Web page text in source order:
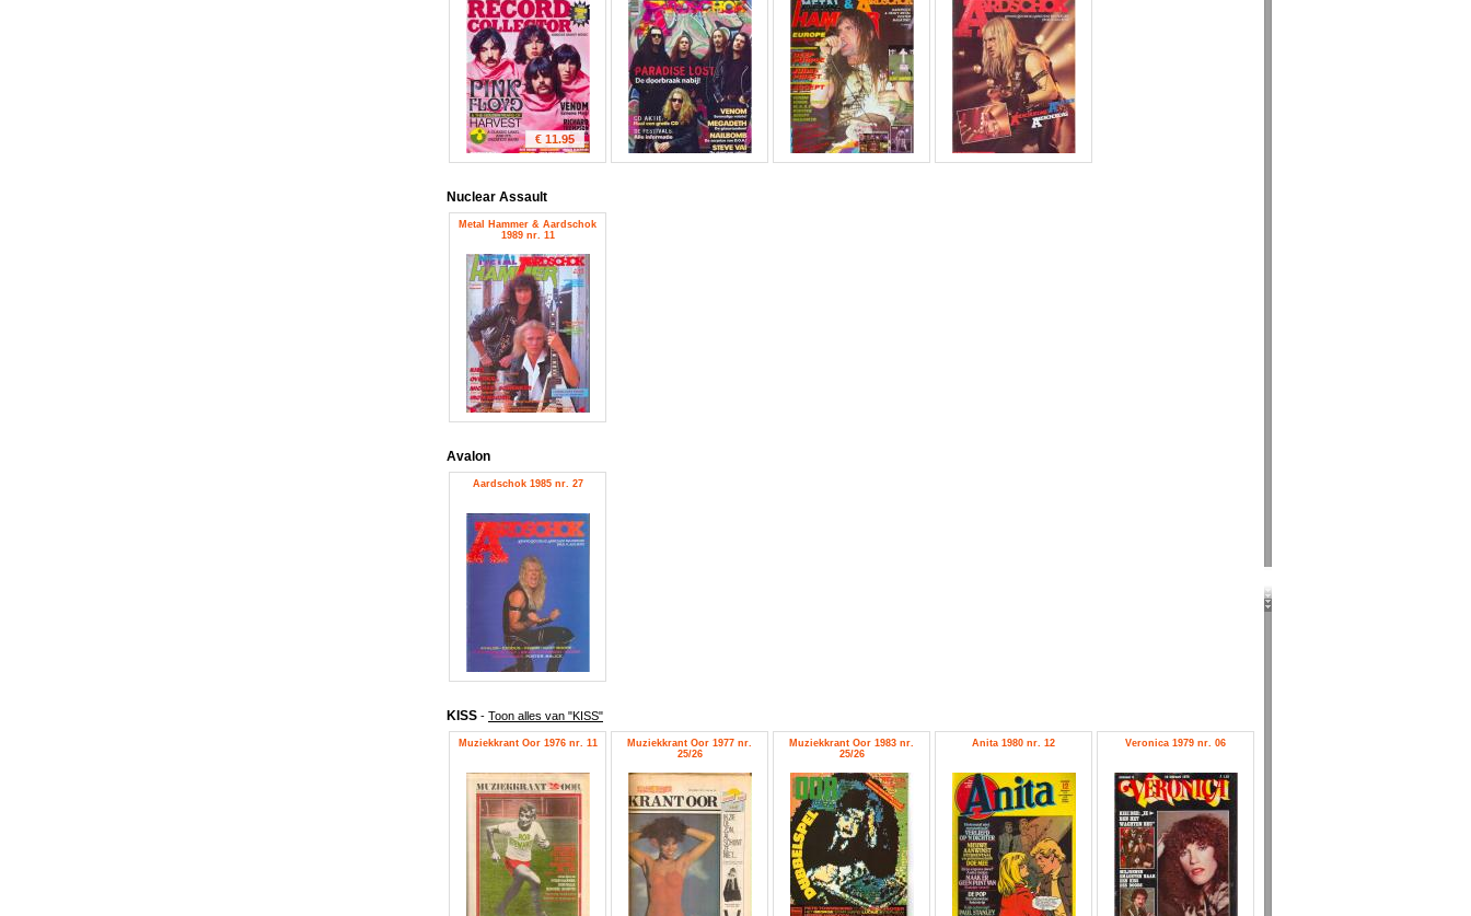
€ 11.95
Nuclear Assault
Metal Hammer & Aardschok
1989 nr. 11
Avalon
Aardschok 1985 nr. 27
KISS - Toon alles van "KISS"
Muziekkrant Oor 1976 nr. 11
Muziekkrant Oor 1977 nr.
25/26
Muziekkrant Oor 1983 nr.
25/26
Anita 1980 nr. 12 Veronica 1979 nr. 06